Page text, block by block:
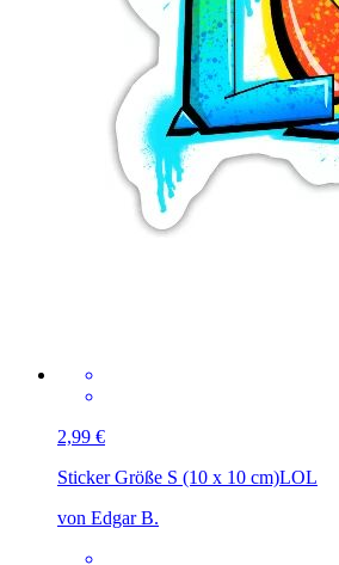
2,99 €
Sticker Größe S (10 x 10 cm)LOL
von Edgar B.